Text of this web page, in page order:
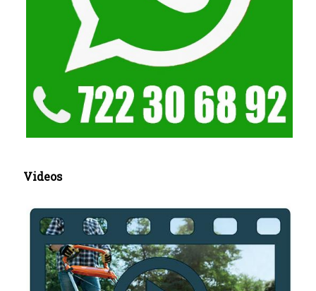
Videos